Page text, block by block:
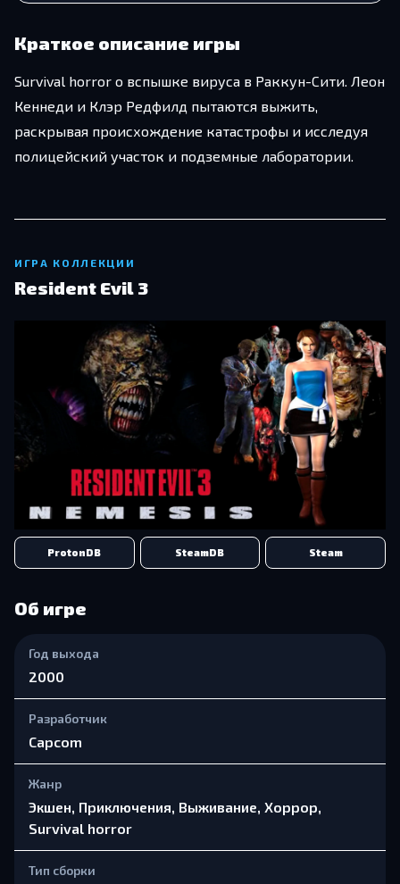
Краткое описание игры
Survival horror о вспышке вируса в Раккун-Сити. Леон
Кеннеди и Клэр Редфилд пытаются выжить,
раскрывая происхождение катастрофы и исследуя
полицейский участок и подземные лаборатории.
ИГРА КОЛЛЕКЦИИ
Resident Evil 3
ProtonDB SteamDB Steam
Об игре
Год выхода
2000
Разработчик
Capcom
Жанр
Экшен, Приключения, Выживание, Хоррор,
Survival horror
Тип сборки